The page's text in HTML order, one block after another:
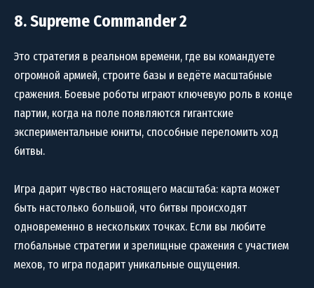
8. Supreme Commander 2
Это стратегия в реальном времени, где вы командуете
огромной армией, строите базы и ведёте масштабные
сражения. Боевые роботы играют ключевую роль в конце
партии, когда на поле появляются гигантские
экспериментальные юниты, способные переломить ход
битвы.
Игра дарит чувство настоящего масштаба: карта может
быть настолько большой, что битвы происходят
одновременно в нескольких точках. Если вы любите
глобальные стратегии и зрелищные сражения с участием
мехов, то игра подарит уникальные ощущения.